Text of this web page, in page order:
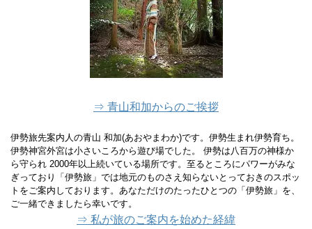
⇒ 青山和加からのご挨拶
伊勢旅先案内人の青山 和加(あおやまわか)です。伊勢生まれ伊勢育ち。
伊勢神宮外宮は小さいころから遊び場でした。 伊勢は八百万の神様か
ら守られ 2000年以上続いている場所です。至るところにパワーがみな
ぎっており「伊勢旅」では地元のものさえ知らないとっておきのスポッ
トをご案内しております。あなただけのたったひとつの「伊勢旅」を、
ご一緒できましたら幸いです。
⇒ 私が旅のご案内を始めた経緯